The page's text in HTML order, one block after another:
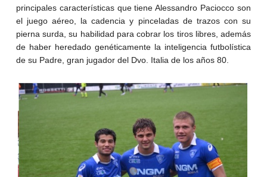
principales características que tiene Alessandro Paciocco son
el juego aéreo, la cadencia y pinceladas de trazos con su
pierna surda, su habilidad para cobrar los tiros libres, además
de haber heredado genéticamente la inteligencia futbolística
de su Padre, gran jugador del Dvo. Italia de los años 80.